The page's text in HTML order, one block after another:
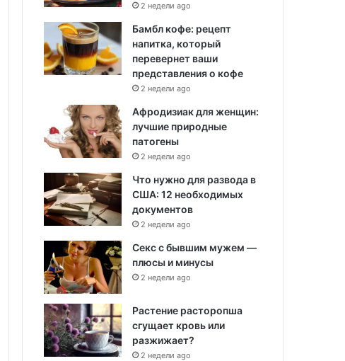
2 недели ago
Бамбл кофе: рецепт
напитка, который
перевернет ваши
представления о кофе
2 недели ago
Афродизиак для женщин:
лучшие природные
патогены
2 недели ago
Что нужно для развода в
США: 12 необходимых
документов
2 недели ago
Секс с бывшим мужем —
плюсы и минусы
2 недели ago
Растение расторопша
сгущает кровь или
разжижает?
2 недели ago